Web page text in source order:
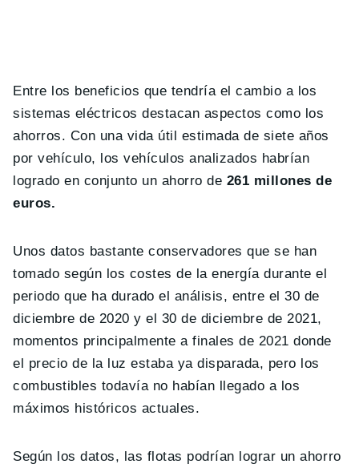
Entre los beneficios que tendría el cambio a los
sistemas eléctricos destacan aspectos como los
ahorros. Con una vida útil estimada de siete años
por vehículo, los vehículos analizados habrían
logrado en conjunto un ahorro de 261 millones de
euros.
Unos datos bastante conservadores que se han
tomado según los costes de la energía durante el
periodo que ha durado el análisis, entre el 30 de
diciembre de 2020 y el 30 de diciembre de 2021,
momentos principalmente a finales de 2021 donde
el precio de la luz estaba ya disparada, pero los
combustibles todavía no habían llegado a los
máximos históricos actuales.
Según los datos, las flotas podrían lograr un ahorro